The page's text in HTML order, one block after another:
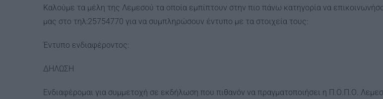
Καλούμε τα μέλη της Λεμεσού τα οποία εμπίπτουν στην πιο πάνω κατηγορία να
μας στο τηλ:25754770 για να συμπληρώσουν έντυπο με τα στοιχεία τους:
Έντυπο ενδιαφέροντος:
ΔΗΛΩΣΗ
Ενδιαφέρομαι για συμμετοχή σε εκδήλωση που πιθανόν να πραγματοποιήσει η Π.Ο.Π.Ο.